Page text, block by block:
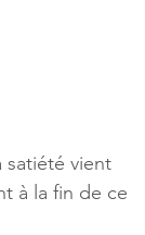
satiété vient
à la fin de ce